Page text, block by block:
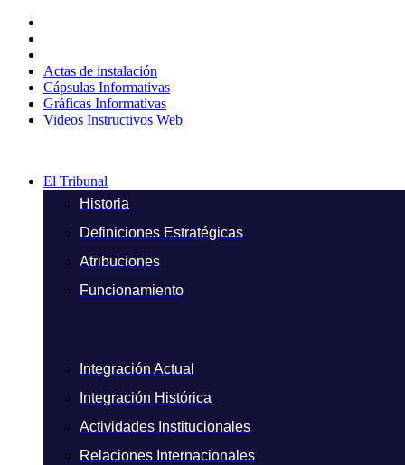
contenido
Actas de instalación
Cápsulas Informativas
Gráficas Informativas
Videos Instructivos Web
El Tribunal
Historia
Definiciones Estratégicas
Atribuciones
Funcionamiento
Integración Actual
Integración Histórica
Actividades Institucionales
Relaciones Internacionales